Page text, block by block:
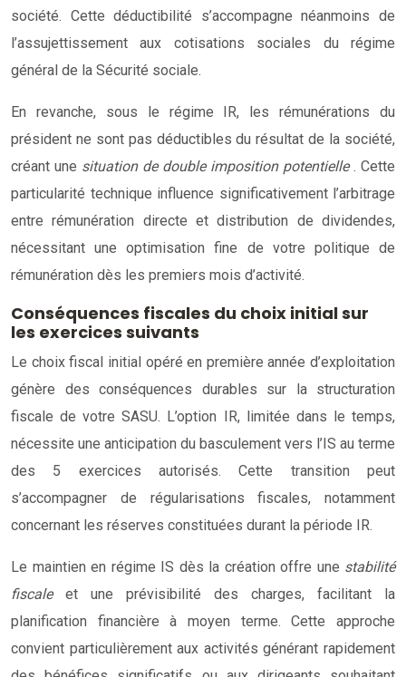
société. Cette déductibilité s’accompagne néanmoins de
l’assujettissement aux cotisations sociales du régime
général de la Sécurité sociale.
En revanche, sous le régime IR, les rémunérations du
président ne sont pas déductibles du résultat de la société,
créant une situation de double imposition potentielle . Cette
particularité technique influence significativement l’arbitrage
entre rémunération directe et distribution de dividendes,
nécessitant une optimisation fine de votre politique de
rémunération dès les premiers mois d’activité.
Conséquences fiscales du choix initial sur
les exercices suivants
Le choix fiscal initial opéré en première année d’exploitation
génère des conséquences durables sur la structuration
fiscale de votre SASU. L’option IR, limitée dans le temps,
nécessite une anticipation du basculement vers l’IS au terme
des 5 exercices autorisés. Cette transition peut
s’accompagner de régularisations fiscales, notamment
concernant les réserves constituées durant la période IR.
Le maintien en régime IS dès la création offre une stabilité
fiscale et une prévisibilité des charges, facilitant la
planification financière à moyen terme. Cette approche
convient particulièrement aux activités générant rapidement